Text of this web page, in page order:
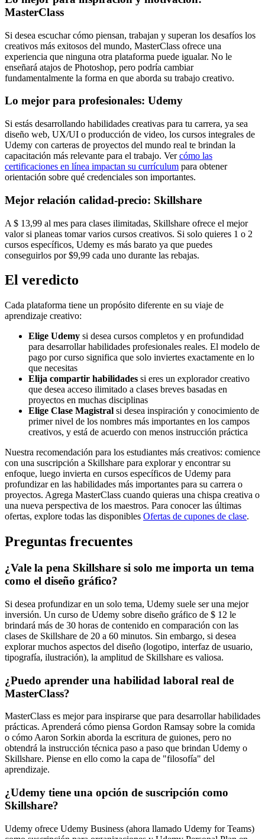
MasterClass
Si desea escuchar cómo piensan, trabajan y superan los desafíos los
creativos más exitosos del mundo, MasterClass ofrece una
experiencia que ninguna otra plataforma puede igualar. No le
enseñará atajos de Photoshop, pero podría cambiar
fundamentalmente la forma en que aborda su trabajo creativo.
Lo mejor para profesionales: Udemy
Si estás desarrollando habilidades creativas para tu carrera, ya sea
diseño web, UX/UI o producción de video, los cursos integrales de
Udemy con carteras de proyectos del mundo real te brindan la
capacitación más relevante para el trabajo. Vercómo las
certificaciones en línea impactan su currículum para obtener
orientación sobre qué credenciales son importantes.
Mejor relación calidad-precio: Skillshare
A $ 13,99 al mes para clases ilimitadas, Skillshare ofrece el mejor
valor si planeas tomar varios cursos creativos. Si solo quieres 1 o 2
cursos específicos, Udemy es más barato ya que puedes
conseguirlos por $9,99 cada uno durante las rebajas.
El veredicto
Cada plataforma tiene un propósito diferente en su viaje de
aprendizaje creativo:
Elige Udemy si desea cursos completos y en profundidad
para desarrollar habilidades profesionales reales. El modelo de
pago por curso significa que solo inviertes exactamente en lo
que necesitas
Elija compartir habilidades si eres un explorador creativo
que desea acceso ilimitado a clases breves basadas en
proyectos en muchas disciplinas
Elige Clase Magistral si desea inspiración y conocimiento de
primer nivel de los nombres más importantes en los campos
creativos, y está de acuerdo con menos instrucción práctica
Nuestra recomendación para los estudiantes más creativos: comience
con una suscripción a Skillshare para explorar y encontrar su
enfoque, luego invierta en cursos específicos de Udemy para
profundizar en las habilidades más importantes para su carrera o
proyectos. Agrega MasterClass cuando quieras una chispa creativa o
una nueva perspectiva de los maestros. Para conocer las últimas
ofertas, explore todas las disponibles Ofertas de cupones de clase.
Preguntas frecuentes
¿Vale la pena Skillshare si solo me importa un tema
como el diseño gráfico?
Si desea profundizar en un solo tema, Udemy suele ser una mejor
inversión. Un curso de Udemy sobre diseño gráfico de $ 12 le
brindará más de 30 horas de contenido en comparación con las
clases de Skillshare de 20 a 60 minutos. Sin embargo, si desea
explorar muchos aspectos del diseño (logotipo, interfaz de usuario,
tipografía, ilustración), la amplitud de Skillshare es valiosa.
¿Puedo aprender una habilidad laboral real de
MasterClass?
MasterClass es mejor para inspirarse que para desarrollar habilidades
prácticas. Aprenderá cómo piensa Gordon Ramsay sobre la comida
o cómo Aaron Sorkin aborda la escritura de guiones, pero no
obtendrá la instrucción técnica paso a paso que brindan Udemy o
Skillshare. Piense en ello como la capa de "filosofía" del
aprendizaje.
¿Udemy tiene una opción de suscripción como
Skillshare?
Udemy ofrece Udemy Business (ahora llamado Udemy for Teams)